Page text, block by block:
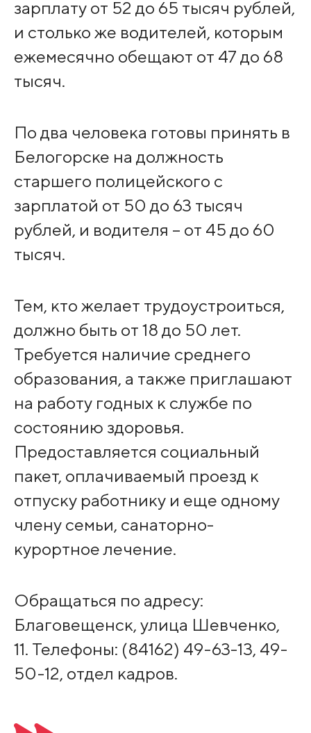
зарплату от 52 до 65 тысяч рублей,
и столько же водителей, которым
ежемесячно обещают от 47 до 68
тысяч.
По два человека готовы принять в
Белогорске на должность
старшего полицейского с
зарплатой от 50 до 63 тысяч
рублей, и водителя – от 45 до 60
тысяч.
Тем, кто желает трудоустроиться,
должно быть от 18 до 50 лет.
Требуется наличие среднего
образования, а также приглашают
на работу годных к службе по
состоянию здоровья.
Предоставляется социальный
пакет, оплачиваемый проезд к
отпуску работнику и еще одному
члену семьи, санаторно-
курортное лечение.
Обращаться по адресу:
Благовещенск, улица Шевченко,
11. Телефоны: (84162) 49-63-13, 49-
50-12, отдел кадров.